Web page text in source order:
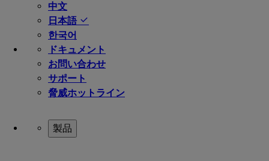
中文
日本語
한국어
ドキュメント
お問い合わせ
サポート
脅威ホットライン
製品